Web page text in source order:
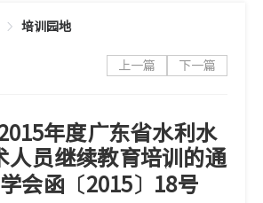
培训园地
上一篇 下一篇
年度广东省水利水
人员继续教育培训的通
会函〔2015〕18号